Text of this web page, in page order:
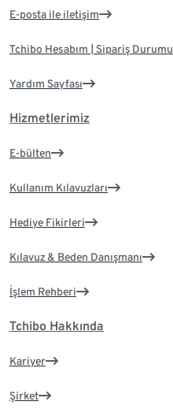
E-posta ile iletişim
Tchibo Hesabım | Sipariş Durumu
Yardım Sayfası
Hizmetlerimiz
E-bülten
Kullanım Kılavuzları
Hediye Fikirleri
Kılavuz & Beden Danışmanı
İşlem Rehberi
Tchibo Hakkında
Kariyer
Şirket